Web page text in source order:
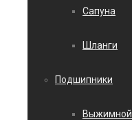
Сапуна
Шланги
Подшипники
Выжимной